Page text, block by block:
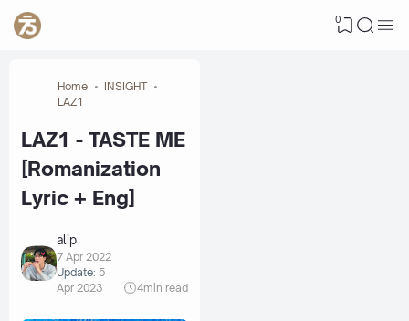
0
Home
INSIGHT
LAZ1
LAZ1 - TASTE ME
[Romanization
Lyric + Eng]
alip
7 Apr 2022
Update: 5
Apr 2023
4min read